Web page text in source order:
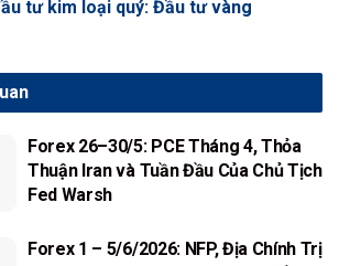
tư kim loại quý: Đầu tư vàng
Forex 26–30/5: PCE Tháng 4, Thỏa
Thuận Iran và Tuần Đầu Của Chủ Tịch
Fed Warsh
Forex 1 – 5/6/2026: NFP, Địa Chính Trị